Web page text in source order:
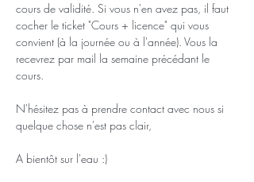
cours de validité. Si vous n'en avez pas, il faut
cocher le ticket "Cours + licence" qui vous
convient (à la journée ou à l'année). Vous la
recevrez par mail la semaine précédant le
cours.
N'hésitez pas à prendre contact avec nous si
quelque chose n'est pas clair,
A bientôt sur l'eau :)